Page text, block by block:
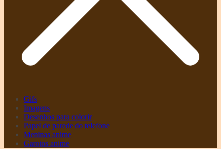
Gifs
Imagens
Desenhos para colorir
Papel de parede do telefone
Meninas anime
Garotos anime